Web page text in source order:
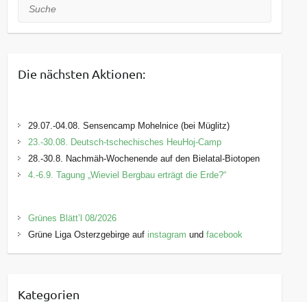
Suche
Die nächsten Aktionen:
29.07.-04.08. Sensencamp Mohelnice (bei Müglitz)
23.-30.08. Deutsch-tschechisches HeuHoj-Camp
28.-30.8. Nachmäh-Wochenende auf den Bielatal-Biotopen
4.-6.9. Tagung „Wieviel Bergbau erträgt die Erde?“
Grünes Blätt’l 08/2026
Grüne Liga Osterzgebirge auf instagram undfacebook
Kategorien